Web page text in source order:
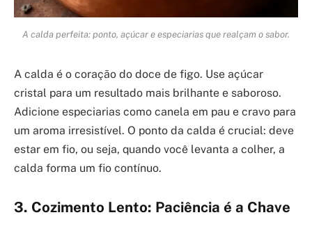
A calda perfeita: ponto, açúcar e especiarias que realçam o sabor.
A calda é o coração do doce de figo. Use açúcar
cristal para um resultado mais brilhante e saboroso.
Adicione especiarias como canela em pau e cravo para
um aroma irresistível. O ponto da calda é crucial: deve
estar em fio, ou seja, quando você levanta a colher, a
calda forma um fio contínuo.
3. Cozimento Lento: Paciência é a Chave